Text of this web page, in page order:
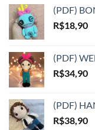
(PDF)
R$18,90
(PDF)
R$34,90
(PDF)
R$38,90